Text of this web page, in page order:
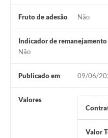
Fruto de adesão Não
Indicador de remanejamento
Não
Publicado em 09/06/
Valores
Valor